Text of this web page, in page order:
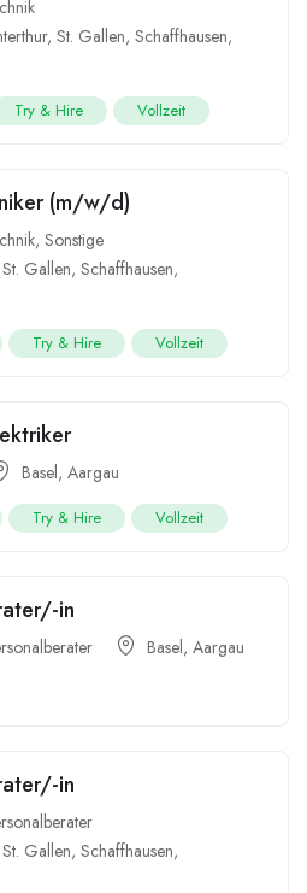
, St. Gallen, Schaffhausen,
Try & Hire Vollzeit
(m/w/d)
, Sonstige
St. Gallen, Schaffhausen,
Try & Hire Vollzeit
Basel, Aargau
Try & Hire Vollzeit
in
Basel, Aargau
in
St. Gallen, Schaffhausen,